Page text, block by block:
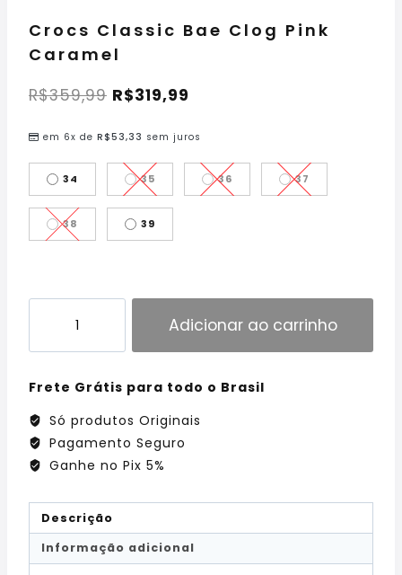
Crocs Classic Bae Clog Pink
Caramel
R$359,99 R$319,99
em 6x de R$53,33 sem juros
34 35 36 37
38 39
Adicionar ao carrinho
Frete Grátis para todo o Brasil
Só produtos Originais
Pagamento Seguro
Ganhe no Pix 5%
Descrição
Informação adicional